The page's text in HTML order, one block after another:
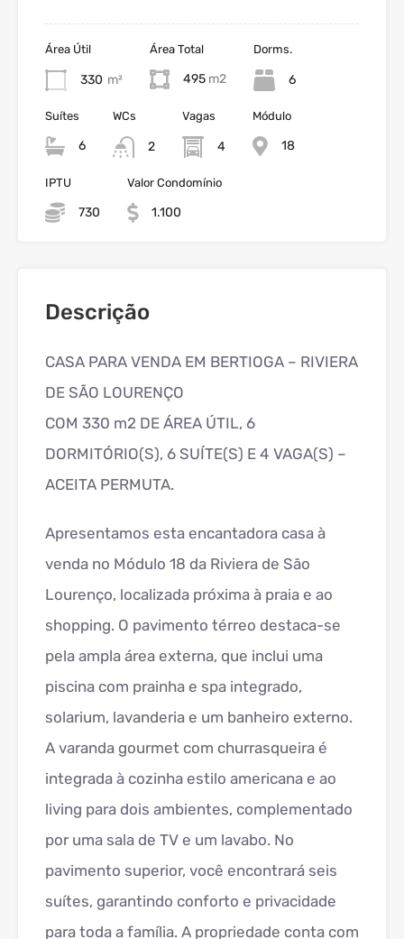
Dorms.
6
WCs
2
Vagas
4
Área Útil
330 m²
Área Total
495
Suítes
6
Módulo
18
IPTU
730
Valor Condomínio
1.100
Descrição
CASA PARA VENDA EM BERTIOGA – RIVIERA
DE SÃO LOURENÇO
COM 330 m2 DE ÁREA ÚTIL, 6
DORMITÓRIO(S), 6 SUÍTE(S) E 4 VAGA(S) –
ACEITA PERMUTA.
Apresentamos esta encantadora casa à
venda no Módulo 18 da Riviera de São
Lourenço, localizada próxima à praia e ao
shopping. O pavimento térreo destaca-se
pela ampla área externa, que inclui uma
piscina com prainha e spa integrado,
solarium, lavanderia e um banheiro externo.
A varanda gourmet com churrasqueira é
integrada à cozinha estilo americana e ao
living para dois ambientes, complementado
por uma sala de TV e um lavabo. No
pavimento superior, você encontrará seis
suítes, garantindo conforto e privacidade
para toda a família. A propriedade conta com